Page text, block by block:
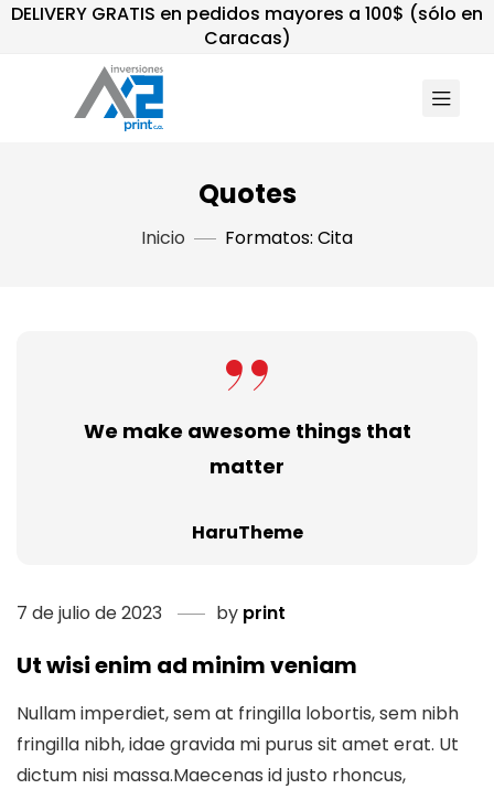
DELIVERY GRATIS en pedidos mayores a 100$ (sólo en
Caracas)
Quotes
Inicio Formatos: Cita
We make awesome things that
matter
HaruTheme
7 de julio de 2023 by print
Ut wisi enim ad minim veniam
Nullam imperdiet, sem at fringilla lobortis, sem nibh
fringilla nibh, idae gravida mi purus sit amet erat. Ut
dictum nisi massa.Maecenas id justo rhoncus,